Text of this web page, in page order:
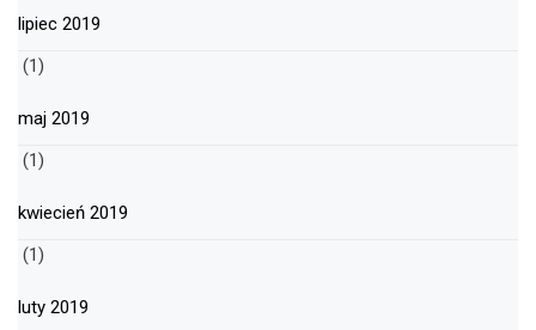
lipiec 2019
(1)
maj 2019
(1)
kwiecień 2019
(1)
luty 2019